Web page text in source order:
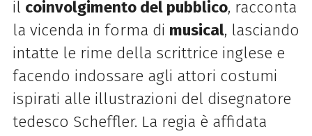
il coinvolgimento del pubblico, racconta
la vicenda in forma di musical, lasciando
intatte le rime della scrittrice inglese e
facendo indossare agli attori costumi
ispirati alle illustrazioni del disegnatore
tedesco Scheffler. La regia è affidata